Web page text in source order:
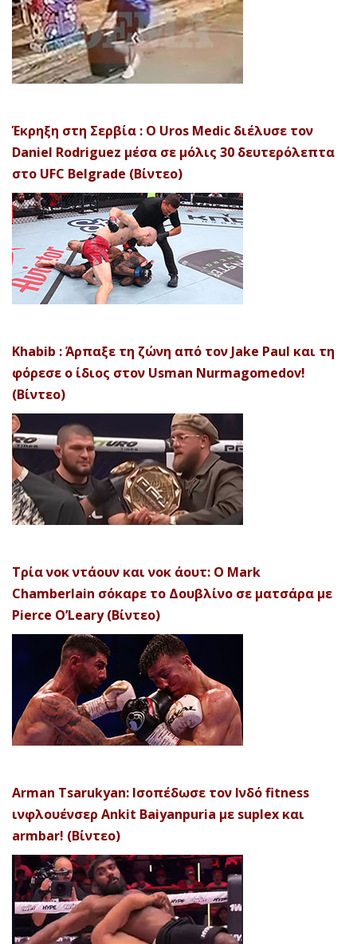
Έκρηξη στη Σερβία : Ο Uros Medic διέλυσε τον
Daniel Rodriguez μέσα σε μόλις 30 δευτερόλεπτα
στο UFC Belgrade (Βίντεο)
Khabib : Άρπαξε τη ζώνη από τον Jake Paul και τη
φόρεσε ο ίδιος στον Usman Nurmagomedov!
(Βίντεο)
Τρία νοκ ντάουν και νοκ άουτ: Ο Mark
Chamberlain σόκαρε το Δουβλίνο σε ματσάρα με
Pierce O’Leary (Βίντεο)
Arman Tsarukyan: Ισοπέδωσε τον Ινδό fitness
ινφλουένσερ Ankit Baiyanpuria με suplex και
armbar! (Βίντεο)